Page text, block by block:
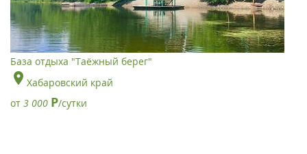
База отдыха "Таёжный берег"
Хабаровский край
от 3 000 Р/сутки